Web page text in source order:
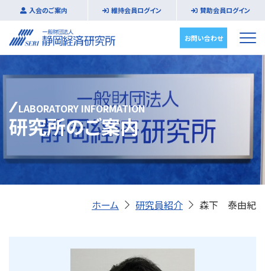
入会のご案内 維持会員ログイン 賛助会員ログイン
お問い合わせ
LABORATORY INFORMATION
研究所のご案内
ホーム 研究員紹介 森下 泰由紀